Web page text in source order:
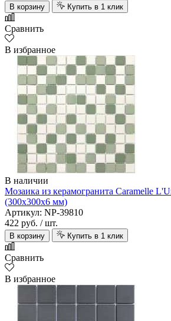
В корзину Купить в 1 клик
Сравнить
В избранное
В наличии
Мозаика из керамогранита Caramelle
(300х300х6 мм)
Артикул: NP-39810
422 руб. / шт.
В корзину Купить в 1 клик
Сравнить
В избранное